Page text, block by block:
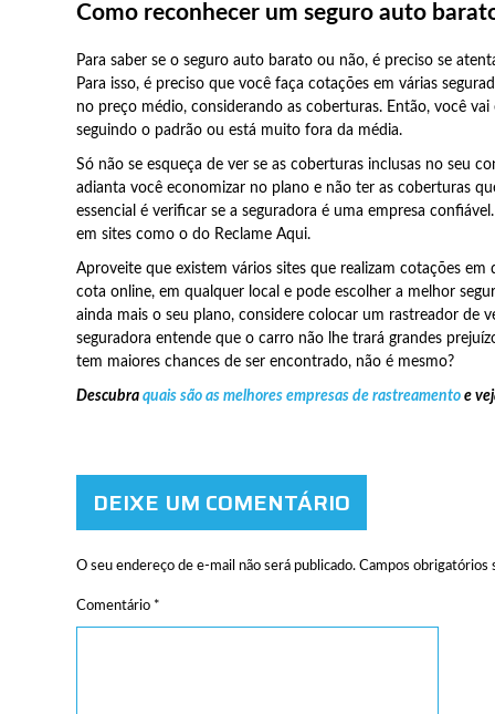
Como reconhecer um seguro auto
Para saber se o seguro auto barato ou não, é preciso se
Para isso, é preciso que você faça cotações em várias
no preço médio, considerando as coberturas. Então, você
seguindo o padrão ou está muito fora da média.
Só não se esqueça de ver se as coberturas inclusas no seu
adianta você economizar no plano e não ter as coberturas
essencial é verificar se a seguradora é uma empresa
em sites como o do Reclame Aqui.
Aproveite que existem vários sites que realizam cotações em
cota online, em qualquer local e pode escolher a melhor
ainda mais o seu plano, considere colocar um rastreador de
seguradora entende que o carro não lhe trará grandes
tem maiores chances de ser encontrado, não é mesmo?
Descubra quais são as melhores empresas de rastreamentoe
DEIXE UM COMENTÁRIO
O seu endereço de e-mail não será publicado. Campos obrigatórios
Comentário *